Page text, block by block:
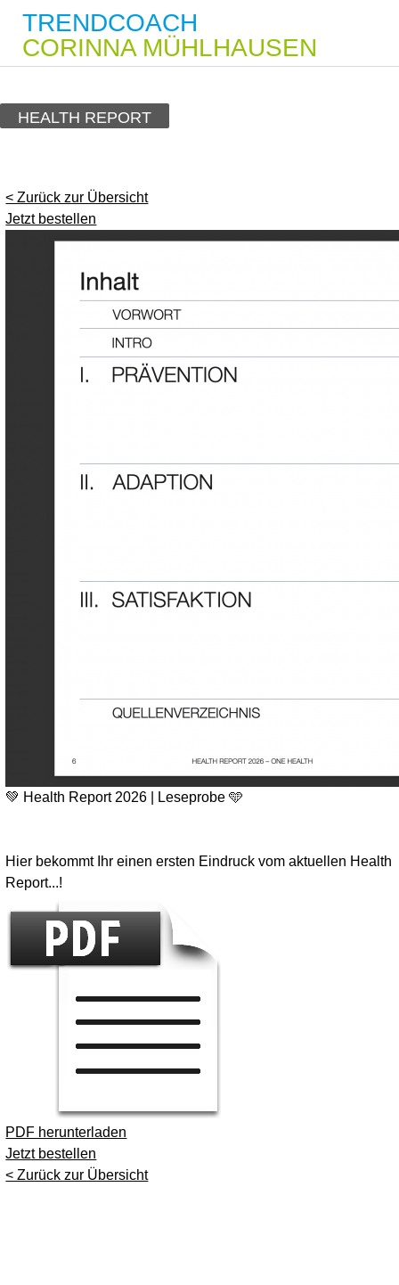
TRENDCOACH
CORINNA MÜHLHAUSEN
HEALTH REPORT
< Zurück zur Übersicht
Jetzt bestellen
💚 Health Report 2026 | Leseprobe 🩵
Hier bekommt Ihr einen ersten Eindruck vom aktuellen Health
Report...!
PDF herunterladen
Jetzt bestellen
< Zurück zur Übersicht